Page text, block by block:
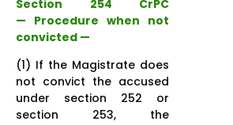
Section 254 CrPC
— Procedure when not
convicted —
(1) If the Magistrate does
not convict the accused
under section 252 or
section 253, the